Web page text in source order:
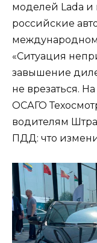
моделей Lada и
российские
«Ситуация
завышение
не врезаться.
ОСАГО
водителям
ПДД: что